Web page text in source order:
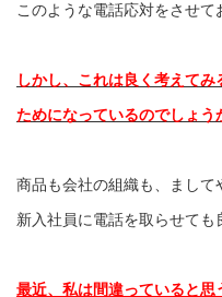
このような電話応対をさせて
しかし、これは良く考えて
ためになっているのでしょう
商品も会社の組織も、まして
新入社員に電話を取らせても
最近、私は間違っていると思